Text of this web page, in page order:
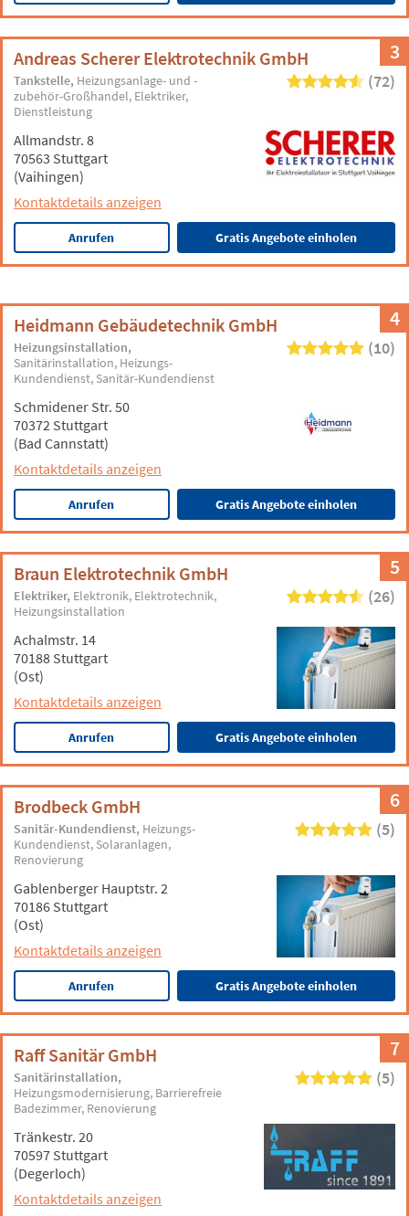
3
Andreas Scherer Elektrotechnik GmbH
Tankstelle Heizungsanlage- und -
zubehör-Großhandel Elektriker
Dienstleistung
(72)
Allmandstr. 8
70563 Stuttgart
(Vaihingen)
Kontaktdetails anzeigen
Anrufen Gratis Angebote einholen
4
Heidmann Gebäudetechnik GmbH
Heizungsinstallation
Sanitärinstallation Heizungs-
Kundendienst Sanitär-Kundendienst
(10)
Schmidener Str. 50
70372 Stuttgart
(Bad Cannstatt)
Kontaktdetails anzeigen
Anrufen Gratis Angebote einholen
5
Braun Elektrotechnik GmbH
Elektriker Elektronik Elektrotechnik
Heizungsinstallation
(26)
Achalmstr. 14
70188 Stuttgart
(Ost)
Kontaktdetails anzeigen
Anrufen Gratis Angebote einholen
6
Brodbeck GmbH
Sanitär-Kundendienst Heizungs-
Kundendienst Solaranlagen
Renovierung
(5)
Gablenberger Hauptstr. 2
70186 Stuttgart
(Ost)
Kontaktdetails anzeigen
Anrufen Gratis Angebote einholen
7
Raff Sanitär GmbH
Sanitärinstallation
Heizungsmodernisierung Barrierefreie
Badezimmer Renovierung
(5)
Tränkestr. 20
70597 Stuttgart
(Degerloch)
Kontaktdetails anzeigen